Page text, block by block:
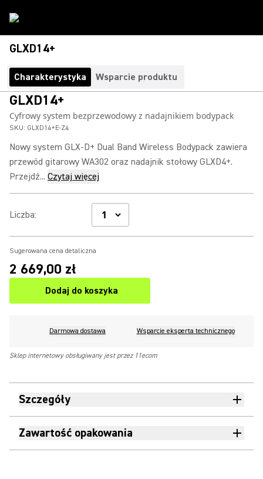
GLXD14+
Charakterystyka Wsparcie produktu
GLXD14+
Cyfrowy system bezprzewodowy z nadajnikiem bodypack
SKU: GLXD14+E-Z4
Nowy system GLX-D+ Dual Band Wireless Bodypack zawiera
przewód gitarowy WA302 oraz nadajnik stołowy GLXD4+.
Przejdź... Czytaj więcej
Liczba:
Sugerowana cena detaliczna
2 669,00 zł
Dodaj do koszyka
Darmowa dostawa Wsparcie eksperta technicznego
Sklep internetowy obsługiwany jest przez 11ecom
Szczegóły
Zawartość opakowania